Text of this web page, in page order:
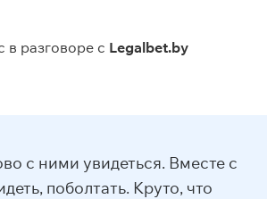
разговоре с Legalbet.by
с ними увидеться. Вместе с
поболтать. Круто, что